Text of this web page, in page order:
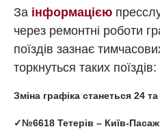
За інформацією
через ремонтні роботи
поїздів зазнає
торкнуться таких поїздів:
Зміна графіка станеться 24
✓№6618 Тетерів – Київ-